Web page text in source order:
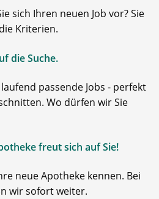
sich Ihren neuen Job vor? Sie
Kriterien.
die Suche.
passende Jobs - perfekt
Wo dürfen wir Sie
freut sich auf Sie!
neue Apotheke kennen. Bei
wir sofort weiter.